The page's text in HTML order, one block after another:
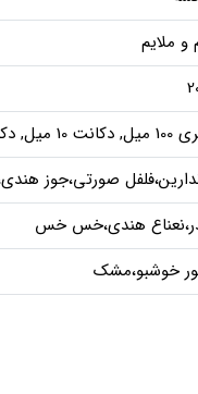
و ملایم
میل, دکانت 5 میل
صورتی،جوز
هندی،خس خس
خوشبو،مشک